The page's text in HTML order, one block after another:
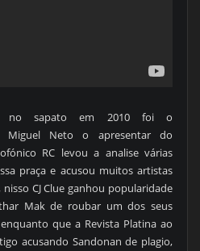
no sapato em 2010 foi o
Miguel Neto o apresentar do
RC levou a analise várias
praça e acusou muitos artistas
CJ Clue ganhou popularidade
Mak de roubar um dos seus
que a Revista Platina ao
acusando Sandonan de plagio,